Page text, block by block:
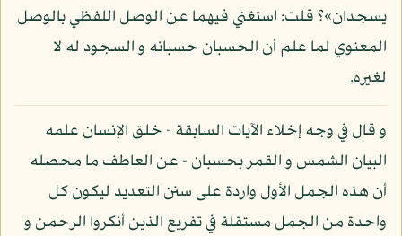
يسجدان»؟ قلت: استغني فيهما عن الوصل اللفظي بالوصل
المعنوي لما علم أن الحسبان حسبانه و السجود له لا
لغيره.
و قال في وجه إخلاء الآيات السابقة - خلق الإنسان علمه
البيان الشمس و القمر بحسبان - عن العاطف ما محصله
أن هذه الجمل الأول واردة على سنن التعديد ليكون كل
واحدة من الجمل مستقلة في تفريع الذين أنكروا الرحمن و